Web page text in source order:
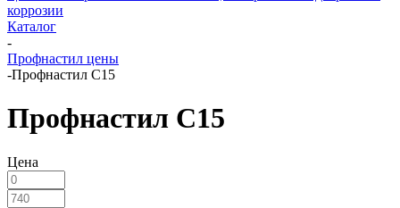
коррозии
Каталог
-
Профнастил цены
-Профнастил С15
Профнастил С15
Цена